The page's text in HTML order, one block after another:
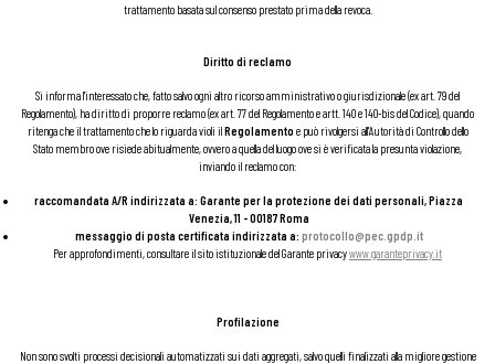
trattamento basata sul consenso prestato prima della revoca.
Diritto di reclamo
Si informa l'interessato che, fatto salvo ogni altro ricorso amministrativo o giurisdizionale (ex art. 79 del
Regolamento), ha diritto di proporre reclamo (ex art. 77 del Regolamento e artt. 140 e 140-bis del Codice), quando
ritenga che il trattamento che lo riguarda violi ilRegolamento e può rivolgersi all'Autorità di Controllo dello
Stato membro ove risiede abitualmente, ovvero a quella del luogo ove si è verificata la presunta violazione,
inviando il reclamo con:
raccomandata A/R indirizzata a: Garante per la protezione dei dati personali, Piazza
Venezia, 11 - 00187 Roma
messaggio di posta certificata indirizzata a: protocollo@pec.gpdp.it
Per approfondimenti, consultare il sito istituzionale del Garante privacywww.garanteprivacy.it
Profilazione
Non sono svolti processi decisionali automatizzati sui dati aggregati, salvo quelli finalizzati alla migliore gestione